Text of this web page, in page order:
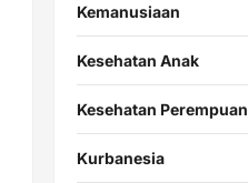
Kemanusiaan
Kesehatan Anak
Kesehatan Perempuan
Kurbanesia